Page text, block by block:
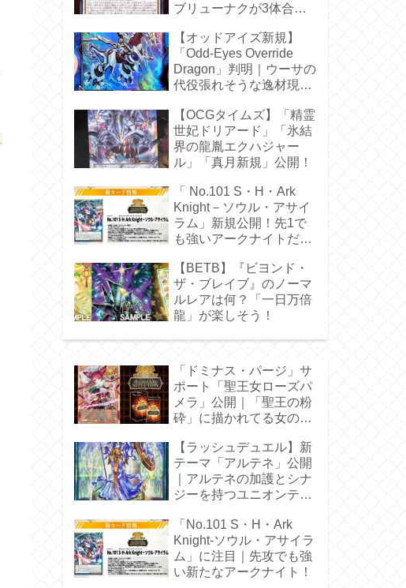
ブリューナクが3体合
【オッドアイズ新規】
「Odd-Eyes Override
Dragon」判明｜ウーサの
代役張れそうな逸材現
【OCGタイムズ】「精霊
世妃ドリアード」「氷結
界の龍胤エクハジャー
ル」「真月新規」公開！
「 No.101 S・H・Ark
Knight－ソウル・アサイ
ラム」新規公開！先1で
も強いアークナイトだ
【BETB】『ビヨンド・
ザ・ブレイブ』のノーマ
ルレアは何？「一日万倍
龍」が楽しそう！
「ドミナス・パージ」サ
ポート「聖王女ローズパ
メラ」公開｜「聖王の粉
砕」に描かれてる女の子
【ラッシュデュエル】新
テーマ「アルテネ」公開
｜アルテネの加護とシナ
ジーを持つユニオンテー
「No.101 S・H・Ark
Knight-ソウル・アサイラ
ム」に注目｜先攻でも強
い新たなアークナイト！